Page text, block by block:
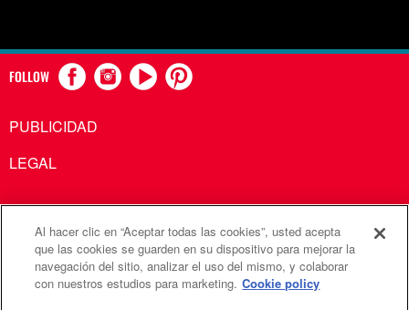
FOLLOW
PUBLICIDAD
LEGAL
Comunicaciones Metodistas Unidas es una agencia de la
Iglesia Metodista Unida
Comunicaciones Metodistas Unidas. Reservados
Al hacer clic en “Aceptar todas las cookies”, usted acepta
que las cookies se guarden en su dispositivo para mejorar la
navegación del sitio, analizar el uso del mismo, y colaborar
con nuestros estudios para marketing. Cookie policy